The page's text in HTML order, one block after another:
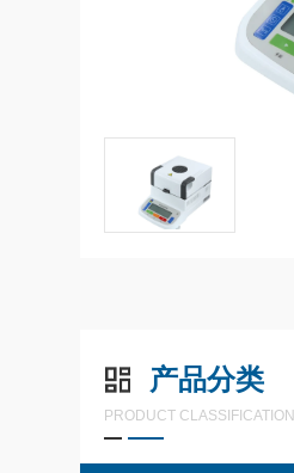
产品分类
PRODUCT CLASSIFICATION